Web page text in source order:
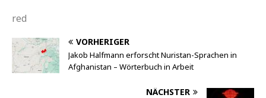
red
VORHERIGER
Jakob Halfmann erforscht Nuristan-Sprachen in
Afghanistan – Wörterbuch in Arbeit
NÄCHSTER